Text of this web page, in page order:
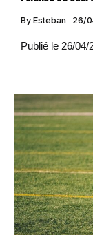
By Esteban 26/
Publié le 26/